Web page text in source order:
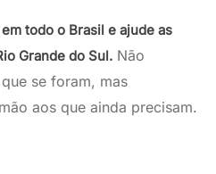
todo o Brasil e ajude as
Grande do Sul. Não
se foram, mas
aos que ainda precisam.